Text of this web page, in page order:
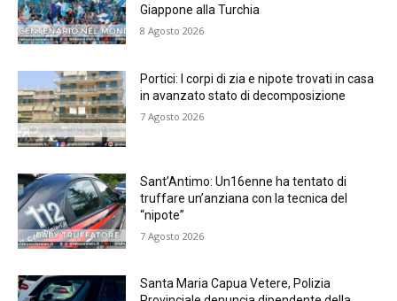
Giappone alla Turchia
8 Agosto 2026
Portici: I corpi di zia e nipote trovati in casa
in avanzato stato di decomposizione
7 Agosto 2026
Sant’Antimo: Un16enne ha tentato di
truffare un’anziana con la tecnica del
“nipote”
7 Agosto 2026
Santa Maria Capua Vetere, Polizia